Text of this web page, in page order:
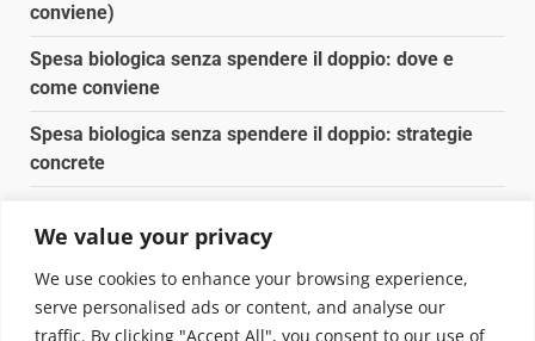
We value your privacy
We use cookies to enhance your browsing experience,
serve personalised ads or content, and analyse our
traffic. By clicking "Accept All", you consent to our use of
conviene)
Spesa biologica senza spendere il doppio: dove e
come conviene
Spesa biologica senza spendere il doppio: strategie
concrete
Pulizia naturale della casa: 3 ingredienti che
sostituiscono 10 prodotti chimici